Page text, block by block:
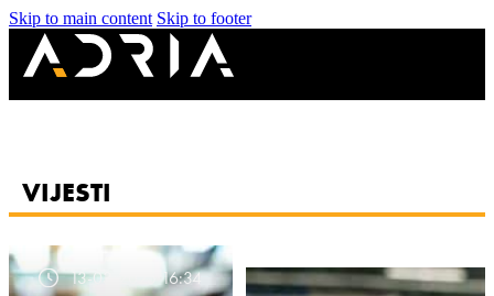
Skip to main content Skip to footer
VIJESTI
13-03-2025 16:34